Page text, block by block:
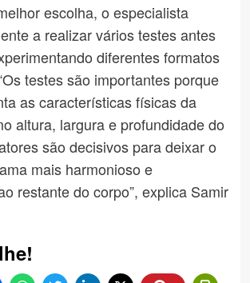
escolha, o especialista
a realizar vários testes antes
diferentes formatos
testes são importantes porque
as características físicas da
altura, largura e profundidade do
são decisivos para deixar o
mais harmonioso e
restante do corpo”, explica Samir